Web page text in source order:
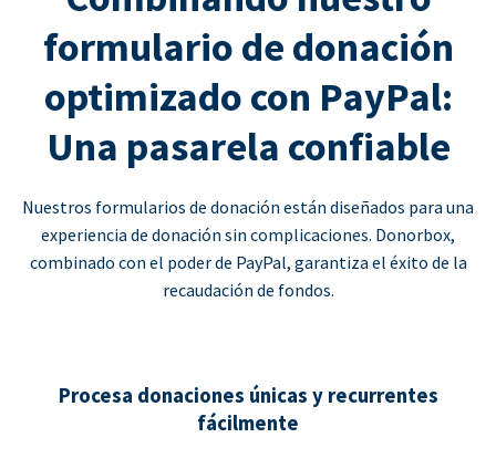
formulario de donación
optimizado con PayPal:
Una pasarela confiable
Nuestros formularios de donación están diseñados para una
experiencia de donación sin complicaciones. Donorbox,
combinado con el poder de PayPal, garantiza el éxito de la
recaudación de fondos.
Procesa donaciones únicas y recurrentes
fácilmente